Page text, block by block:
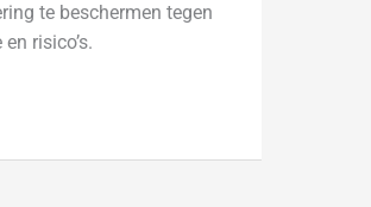
te beschermen tegen
risico’s.